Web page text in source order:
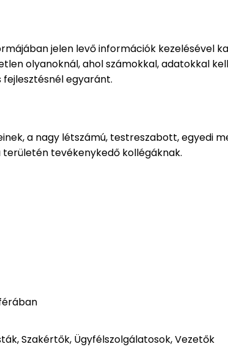
jelen levő információk kezelésével
olyanoknál, ahol számokkal, adatokkal
egyaránt.
a nagy létszámú, testreszabott, egyedi
tevékenykedő kollégáknak.
Szakértők, Ügyfélszolgálatosok, Vezetők